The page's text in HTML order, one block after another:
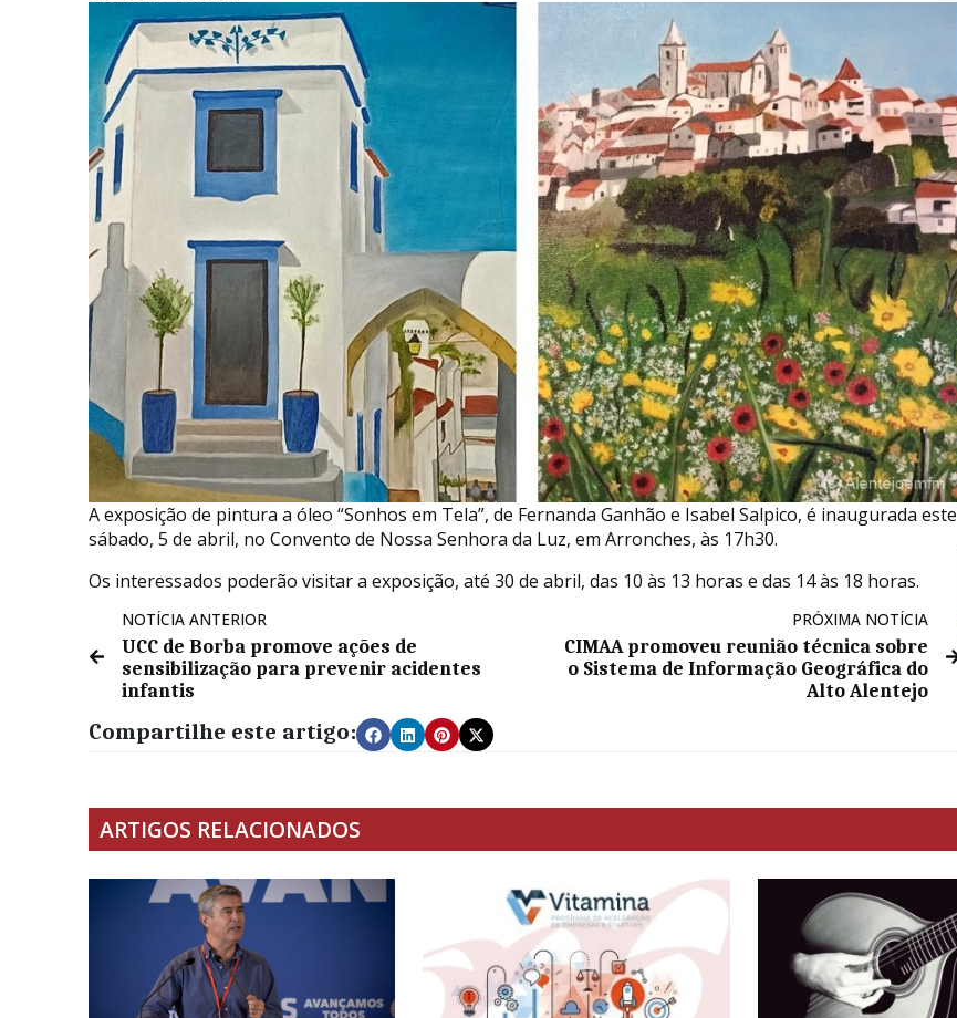
A exposição de pintura a óleo “Sonhos em Tela”, de Fernanda Ganhão e Isabel Salpico, é inaugurada este
sábado, 5 de abril, no Convento de Nossa Senhora da Luz, em Arronches, às 17h30.
Os interessados poderão visitar a exposição, até 30 de abril, das 10 às 13 horas e das 14 às 18 horas.
NOTÍCIA ANTERIOR
UCC de Borba promove ações de
sensibilização para prevenir acidentes
infantis
PRÓXIMA NOTÍCIA
CIMAA promoveu reunião técnica sobre
o Sistema de Informação Geográfica do
Alto Alentejo
Compartilhe este artigo:
ARTIGOS RELACIONADOS